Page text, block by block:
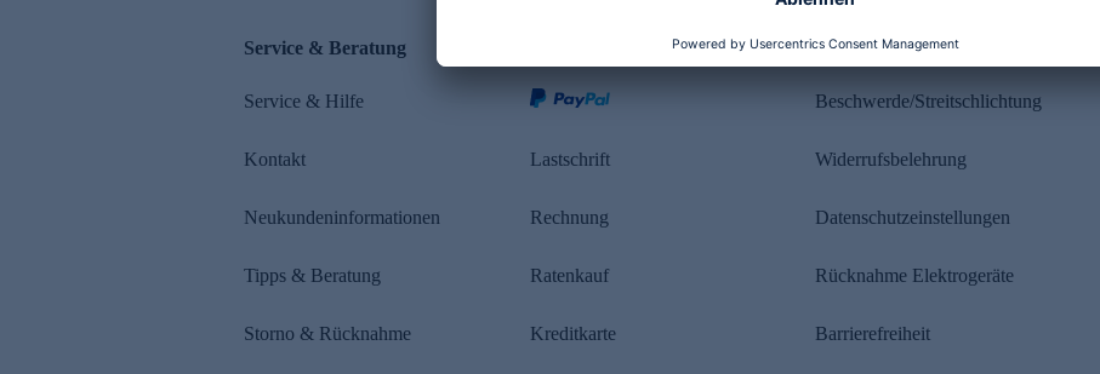
Service & Beratung
Service & Hilfe
Kontakt
Neukundeninformationen
Tipps & Beratung
Storno & Rücknahme
Lastschrift
Rechnung
Ratenkauf
Kreditkarte
Rechtliches
Beschwerde/Streitschlichtung
Widerrufsbelehrung
Datenschutzeinstellungen
Rücknahme Elektrogeräte
Barrierefreiheit